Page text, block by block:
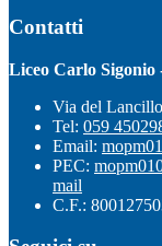
Contatti
Liceo Carlo Sigonio
Via del
Tel: 059
Email:
PEC:
mail
C.F.: